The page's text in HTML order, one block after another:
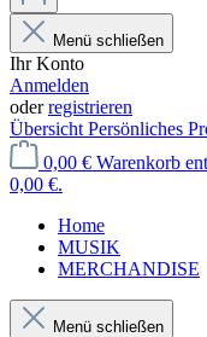
Menü schließen
Ihr Konto
Anmelden
oderregistrieren
Übersicht Persönliches
0,00 € Warenkorb
0,00 €.
Home
MUSIK
MERCHANDISE
Menü schließen